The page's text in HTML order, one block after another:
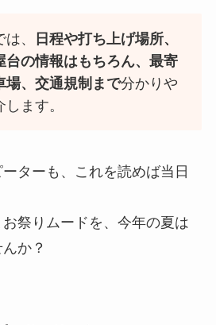
、
日程や打ち上げ場所、
台の情報はもちろん、最寄
場、交通規制まで分かりや
ます。
ターも、これを読めば当日
祭りムードを、今年の夏は
か？